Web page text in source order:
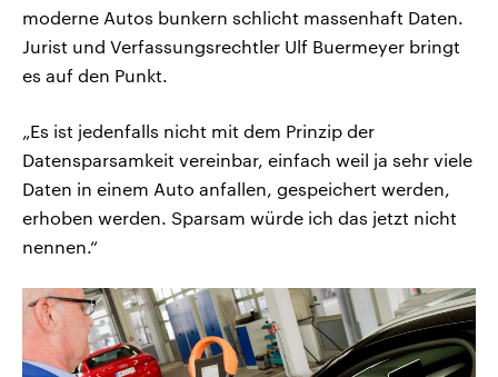
moderne Autos bunkern schlicht massenhaft Daten.
Jurist und Verfassungsrechtler Ulf Buermeyer bringt
es auf den Punkt.
„Es ist jedenfalls nicht mit dem Prinzip der
Datensparsamkeit vereinbar, einfach weil ja sehr viele
Daten in einem Auto anfallen, gespeichert werden,
erhoben werden. Sparsam würde ich das jetzt nicht
nennen.“